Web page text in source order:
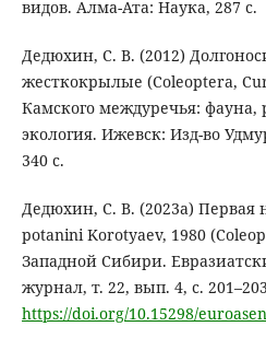
видов. Алма-Ата: Наука, 287 с.
Дедюхин, С. В. (2012)
жесткокрылые (Coleoptera,
Камского междуречья: фауна,
экология. Ижевск: Изд-во
340 с.
Дедюхин, С. В. (2023a) Первая
potanini Korotyaev, 1980
Западной Сибири.
журнал, т. 22, вып. 4, с.
https://doi.org/10.15298/